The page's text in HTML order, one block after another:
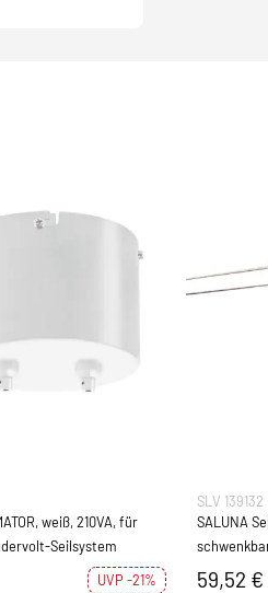
weiß, 210VA, für
Seilsystem
UVP -21%
SLV 139132
SALUNA
Seilsystem
59,52 €